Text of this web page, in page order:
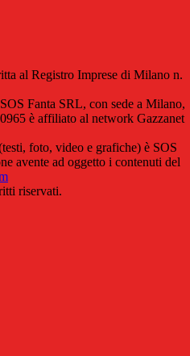
al Registro Imprese di Milano n.
Fanta SRL, con sede a Milano,
è affiliato al network Gazzanet
foto, video e grafiche) è SOS
avente ad oggetto i contenuti del
riservati.